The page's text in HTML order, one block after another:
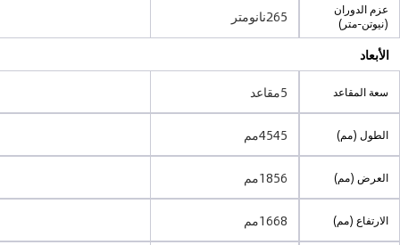
عزم الدوران
(نيوتن-متر)
265نانومتر
الأبعاد
سعة المقاعد 5مقاعد
الطول (مم) 4545مم
العرض (مم) 1856مم
الارتفاع (مم) 1668مم